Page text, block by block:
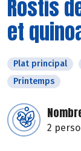
Röstis
et
Plat principal
Printemps
2